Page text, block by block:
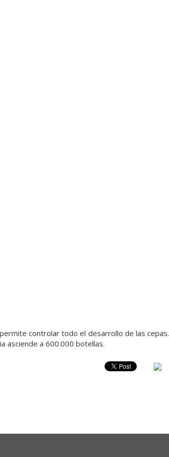
controlar todo el desarrollo de las cepas.
asciende a 600.000 botellas.